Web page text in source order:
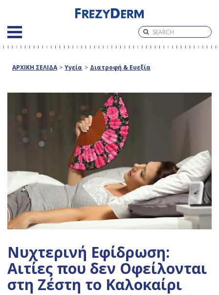
ΑΡΧΙΚΗ ΣΕΛΙΔΑ > Υγεία > Διατροφή & Ευεξία
Νυχτερινή Εφίδρωση:
Αιτίες που δεν Οφείλονται
στη Ζέστη το Καλοκαίρι